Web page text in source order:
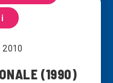
2010
(1990)